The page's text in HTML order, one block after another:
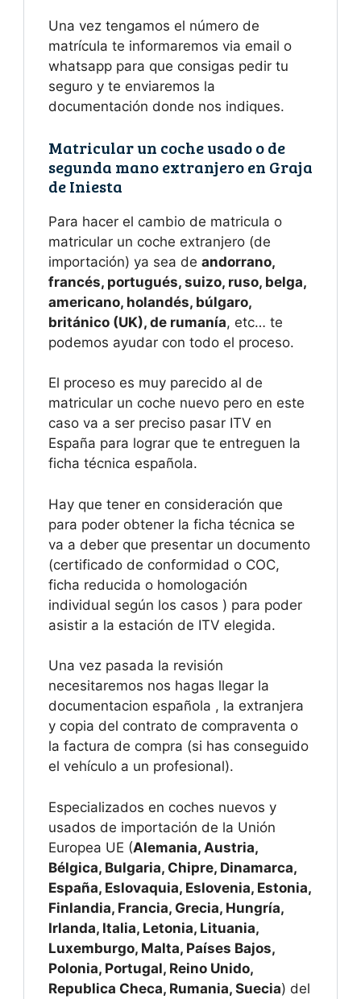
Una vez tengamos el número de
matrícula te informaremos via email o
whatsapp para que consigas pedir tu
seguro y te enviaremos la
documentación donde nos indiques.
Matricular un coche usado o de
segunda mano extranjero en Graja
de Iniesta
Para hacer el cambio de matricula o
matricular un coche extranjero (de
importación) ya sea de andorrano,
francés, portugués, suizo, ruso, belga,
americano, holandés, búlgaro,
británico (UK), de rumanía, etc… te
podemos ayudar con todo el proceso.
El proceso es muy parecido al de
matricular un coche nuevo pero en este
caso va a ser preciso pasar ITV en
España para lograr que te entreguen la
ficha técnica española.
Hay que tener en consideración que
para poder obtener la ficha técnica se
va a deber que presentar un documento
(certificado de conformidad o COC,
ficha reducida o homologación
individual según los casos ) para poder
asistir a la estación de ITV elegida.
Una vez pasada la revisión
necesitaremos nos hagas llegar la
documentacion española , la extranjera
y copia del contrato de compraventa o
la factura de compra (si has conseguido
el vehículo a un profesional).
Especializados en coches nuevos y
usados de importación de la Unión
Europea UE (Alemania, Austria,
Bélgica, Bulgaria, Chipre, Dinamarca,
España, Eslovaquia, Eslovenia, Estonia,
Finlandia, Francia, Grecia, Hungría,
Irlanda, Italia, Letonia, Lituania,
Luxemburgo, Malta, Países Bajos,
Polonia, Portugal, Reino Unido,
Republica Checa, Rumania, Suecia) del